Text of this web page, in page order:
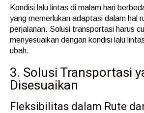
Kondisi lalu lintas di malam hari
yang memerlukan adaptasi dalam hal
perjalanan. Solusi transportasi harus
menyesuaikan dengan kondisi lalu
ubah.
3. Solusi Transportasi
Disesuaikan
Fleksibilitas dalam Rute